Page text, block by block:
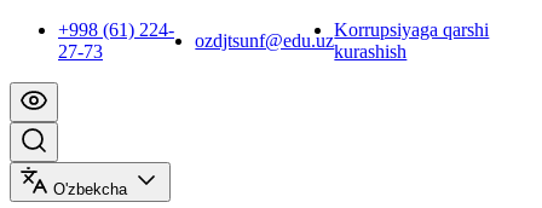
+998 (61) 224-
27-73
ozdjtsunf@edu.uz
Korrupsiyaga qarshi
kurashish
O'zbekcha